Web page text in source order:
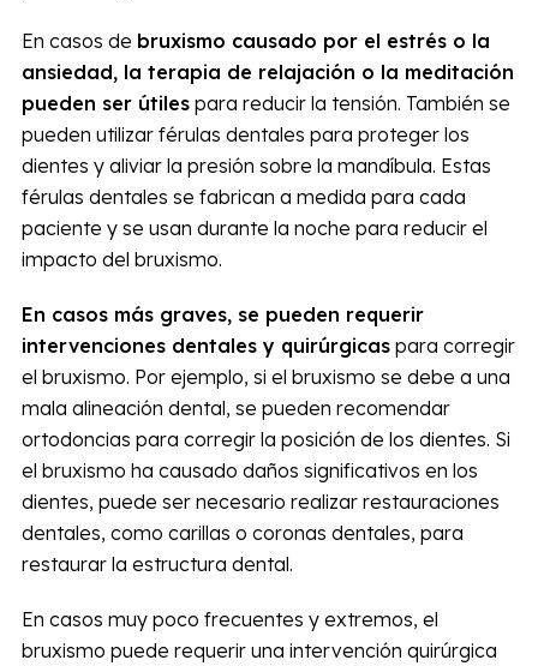
En casos de bruxismo causado por el estrés o la
ansiedad, la terapia de relajación o la meditación
pueden ser útilespara reducir la tensión. También se
pueden utilizar férulas dentales para proteger los
dientes y aliviar la presión sobre la mandíbula. Estas
férulas dentales se fabrican a medida para cada
paciente y se usan durante la noche para reducir el
impacto del bruxismo.
En casos más graves, se pueden requerir
intervenciones dentales y quirúrgicaspara corregir
el bruxismo. Por ejemplo, si el bruxismo se debe a una
mala alineación dental, se pueden recomendar
ortodoncias para corregir la posición de los dientes. Si
el bruxismo ha causado daños significativos en los
dientes, puede ser necesario realizar restauraciones
dentales, como carillas o coronas dentales, para
restaurar la estructura dental.
En casos muy poco frecuentes y extremos, el
bruxismo puede requerir una intervención quirúrgica